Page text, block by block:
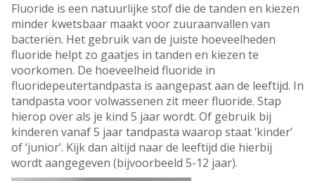
Fluoride is een natuurlijke stof die de tanden en kiezen
minder kwetsbaar maakt voor zuuraanvallen van
bacteriën. Het gebruik van de juiste hoeveelheden
fluoride helpt zo gaatjes in tanden en kiezen te
voorkomen. De hoeveelheid fluoride in
fluoridepeutertandpasta is aangepast aan de leeftijd. In
tandpasta voor volwassenen zit meer fluoride. Stap
hierop over als je kind 5 jaar wordt. Of gebruik bij
kinderen vanaf 5 jaar tandpasta waarop staat ‘kinder’
of ‘junior’. Kijk dan altijd naar de leeftijd die hierbij
wordt aangegeven (bijvoorbeeld 5-12 jaar).